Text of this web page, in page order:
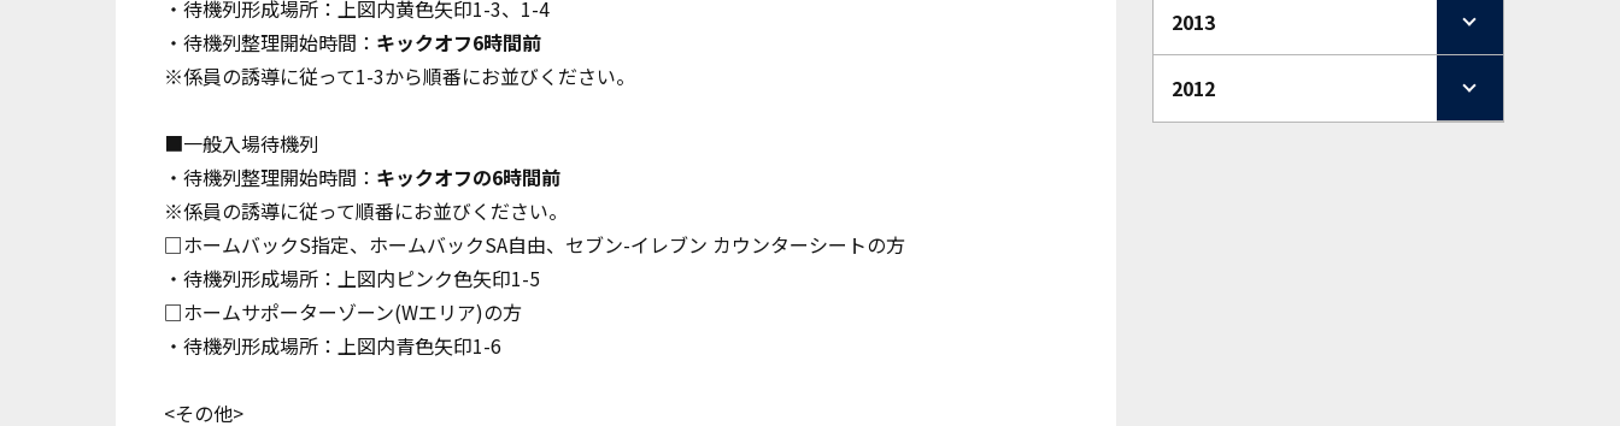
・待機列形成場所：上図内黄色矢印1-3、1-4
・待機列整理開始時間： キックオフ6時間前
※係員の誘導に従って1-3から順番にお並びください。
■一般入場待機列
・待機列整理開始時間： キックオフの6時間前
※係員の誘導に従って順番にお並びください。
□ホームバックS指定、ホームバックSA自由、セブン-イレブン カウンターシートの方
・待機列形成場所：上図内ピンク色矢印1-5
□ホームサポーターゾーン(Wエリア)の方
・待機列形成場所：上図内青色矢印1-6
<その他>
2013
2012